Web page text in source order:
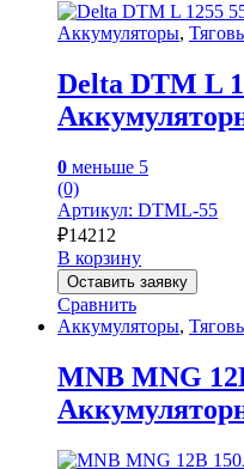
Аккумуляторы,
Delta DTM L
0 меньше 5
(0)
Артикул: DTML-55
₽14212
В корзину
Оставить заявку
Сравнить
Аккумуляторы,
MNB MNG